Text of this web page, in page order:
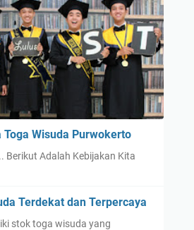
Toga Wisuda Purwokerto
Berikut Adalah Kebijakan Kita
Terdekat dan Terpercaya
stok toga wisuda yang